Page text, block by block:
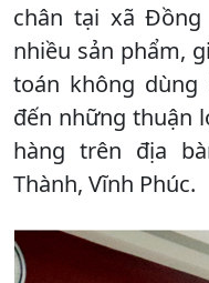
chân tại xã
nhiều sản phẩm,
toán không dùng
đến những thuận
hàng trên địa
Thành, Vĩnh Phúc.